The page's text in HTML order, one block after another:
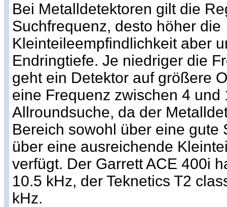
Bei Metalldetektoren gilt die
Suchfrequenz, desto höher die
Kleinteileempfindlichkeit aber
Endringtiefe. Je niedriger die
geht ein Detektor auf größere
eine Frequenz zwischen 4
Allroundsuche, da der
Bereich sowohl über eine gute
über eine ausreichende
verfügt. Der Garrett ACE 400i
10.5 kHz, der Teknetics T2
kHz.